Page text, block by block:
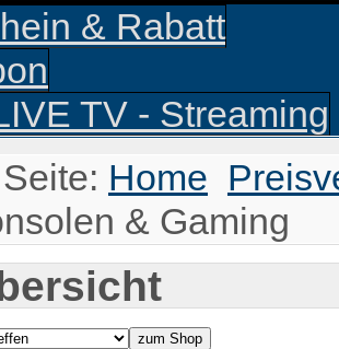
& Rabatt
TV - Streaming
Home
& Gaming